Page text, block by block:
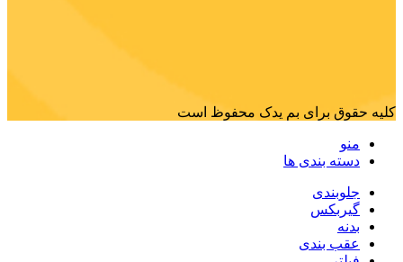
کلیه حقوق برای بم یدک محفوظ است
منو
دسته بندی ها
جلوبندی
گیربکس
بدنه
عقب بندی